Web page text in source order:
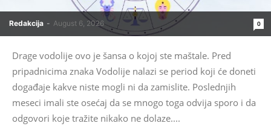
Redakcija - August 6, 2026 0
Drage vodolije ovo je šansa o kojoj ste maštale. Pred
pripadnicima znaka Vodolije nalazi se period koji će doneti
događaje kakve niste mogli ni da zamislite. Poslednjih
meseci imali ste osećaj da se mnogo toga odvija sporo i da
odgovori koje tražite nikako ne dolaze....